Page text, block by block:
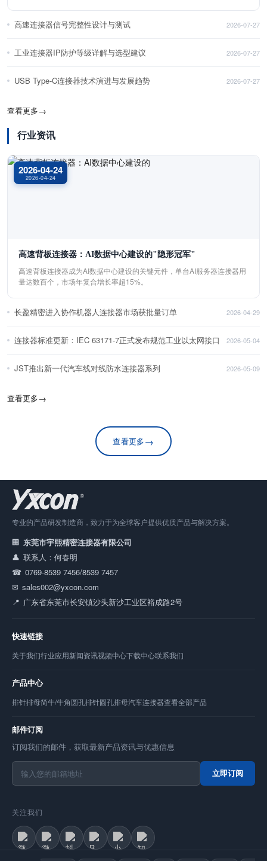
高速连接器信号完整性设计与测试 2026-07-27
工业连接器IP防护等级详解与选型建议 2026-07-27
USB Type-C连接器技术演进与发展趋势 2026-07-27
查看更多→
行业资讯
2026-04-24
2026-04-24
高速背板连接器：AI数据中心建设的"隐形冠军"
高速背板连接器成为AI数据中心建设的关键元件，单台AI服务器连接器用
量达数百个，市场年复合增长率超15%。
长盈精密进入协作机器人连接器市场获批量订单 2026-04-29
连接器标准更新：IEC 63171-7正式发布规范工业以太网接口 2026-05-04
JST推出新一代汽车线对线防水连接器系列 2026-05-09
查看更多→
查看更多→
专业的产品研发制造商，致力于为全球客户提供优质产品与解决方案。
东莞市宇熙精密连接器有限公司
联系人：何春明
0769-8539 7456/8539 7457
sales002@yxcon.com
广东省东莞市长安镇沙头新沙工业区裕成路2号
快速链接
关于我们行业应用新闻资讯视频中心下载中心联系我们
产品中心
排针排母简牛/牛角圆孔排针圆孔排母汽车连接器查看全部产品
邮件订阅
订阅我们的邮件，获取最新产品资讯与优惠信息
立即订阅
关注我们